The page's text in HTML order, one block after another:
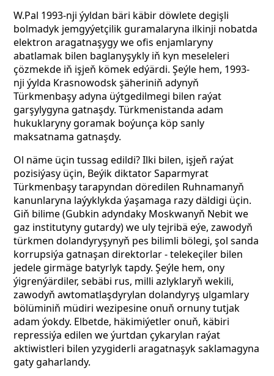
W.Pal 1993-nji ýyldan bäri käbir döwlete degişli
bolmadyk jemgyýetçilik guramalaryna ilkinji nobatda
elektron aragatnaşygy we ofis enjamlaryny
abatlamak bilen baglanyşykly iň kyn meseleleri
çözmekde iň işjeň kömek edýärdi. Şeýle hem, 1993-
nji ýylda Krasnowodsk şäheriniň adynyň
Türkmenbaşy adyna üýtgedilmegi bilen raýat
garşylygyna gatnaşdy. Türkmenistanda adam
hukuklaryny goramak boýunça köp sanly
maksatnama gatnaşdy.
Ol näme üçin tussag edildi? Ilki bilen, işjeň raýat
pozisiýasy üçin, Beýik diktator Saparmyrat
Türkmenbaşy tarapyndan döredilen Ruhnamanyň
kanunlaryna laýyklykda ýaşamaga razy däldigi üçin.
Giň bilime (Gubkin adyndaky Moskwanyň Nebit we
gaz institutyny gutardy) we uly tejribä eýe, zawodyň
türkmen dolandyryşynyň pes bilimli bölegi, şol sanda
korrupsiýa gatnaşan direktorlar - telekeçiler bilen
jedele girmäge batyrlyk tapdy. Şeýle hem, ony
ýigrenýärdiler, sebäbi rus, milli azlyklaryň wekili,
zawodyň awtomatlaşdyrylan dolandyryş ulgamlary
bölüminiň müdiri wezipesine onuň ornuny tutjak
adam ýokdy. Elbetde, häkimiýetler onuň, käbiri
repressiýa edilen we ýurtdan çykarylan raýat
aktiwistleri bilen yzygiderli aragatnaşyk saklamagyna
gaty gaharlandy.